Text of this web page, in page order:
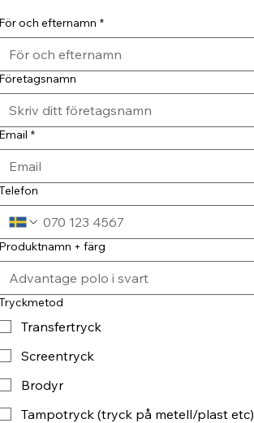
och efternamn *
*
+ färg
Transfertryck
Screentryck
Brodyr
Tampotryck (tryck på metell/plast etc)